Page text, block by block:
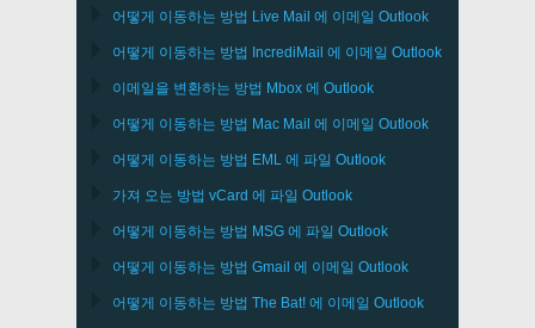
어떻게 이동하는 방법 Live Mail 에 이메일 Outlook
어떻게 이동하는 방법 IncrediMail 에 이메일 Outlook
이메일을 변환하는 방법 Mbox 에 Outlook
어떻게 이동하는 방법 Mac Mail 에 이메일 Outlook
어떻게 이동하는 방법 EML 에 파일 Outlook
가져 오는 방법 vCard 에 파일 Outlook
어떻게 이동하는 방법 MSG 에 파일 Outlook
어떻게 이동하는 방법 Gmail 에 이메일 Outlook
어떻게 이동하는 방법 The Bat! 에 이메일 Outlook